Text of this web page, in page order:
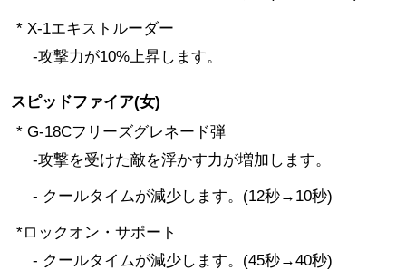
* X-1エキストルーダー
-攻撃力が10%上昇します。
スピッドファイア(女)
* G-18Cフリーズグレネード弾
-攻撃を受けた敵を浮かす力が増加します。
- クールタイムが減少します。(12秒→10秒)
*ロックオン・サポート
- クールタイムが減少します。(45秒→40秒)